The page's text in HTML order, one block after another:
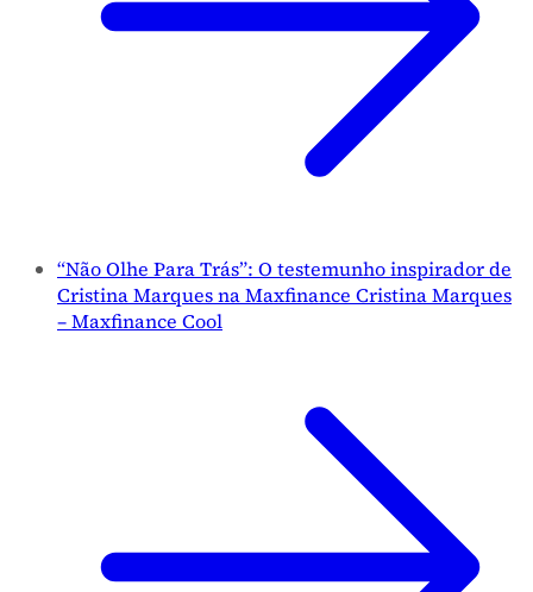
“Não Olhe Para Trás”: O testemunho inspirador de
Cristina Marques na Maxfinance Cristina Marques
– Maxfinance Cool